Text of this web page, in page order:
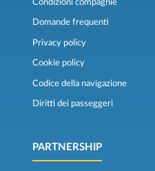
Condizioni compagnie
Domande frequenti
Privacy policy
Cookie policy
Codice della navigazione
Diritti dei passeggeri
PARTNERSHIP